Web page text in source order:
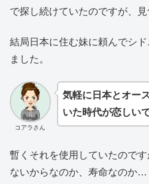
で探し続けていたのですが、見
結局日本に住む妹に頼んでシ
ました。
コアラさん
気軽に日本とオー
いた時代が恋しいで
暫くそれを使用していたので
ないからなのか、寿命なのか…